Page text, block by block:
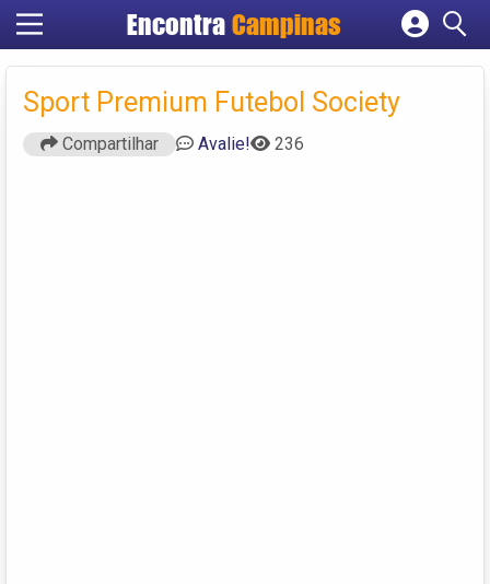
Encontra Campinas
Cadastrar empresa
Criar conta
Sport Premium Futebol Society
Compartilhar Avalie! 236